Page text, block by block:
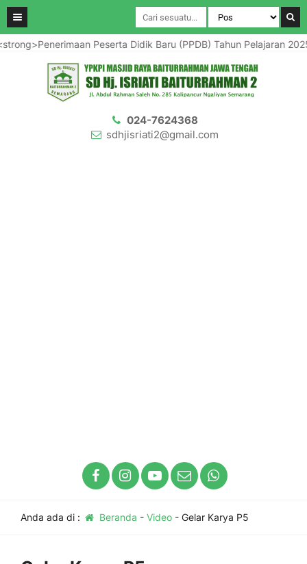
Peserta Didik Baru (PPDB) Tahun Pelajaran
024-7624368
sdhjisriati2@gmail.com
Anda ada di : Beranda - Video- Gelar Karya P5